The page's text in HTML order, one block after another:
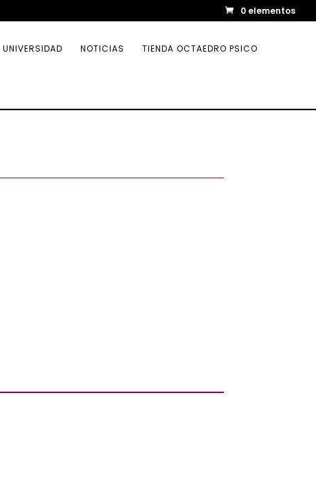
0 elementos
UNIVERSIDAD NOTICIAS TIENDA OCTAEDRO PSICO